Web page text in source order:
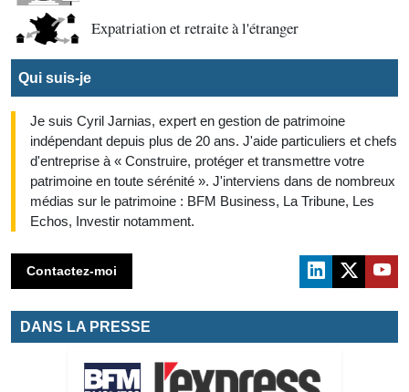
Expatriation et retraite à l'étranger
Qui suis-je
Je suis Cyril Jarnias, expert en gestion de patrimoine
indépendant depuis plus de 20 ans. J'aide particuliers et chefs
d'entreprise à « Construire, protéger et transmettre votre
patrimoine en toute sérénité ». J'interviens dans de nombreux
médias sur le patrimoine : BFM Business, La Tribune, Les
Echos, Investir notamment.
Contactez-moi
DANS LA PRESSE